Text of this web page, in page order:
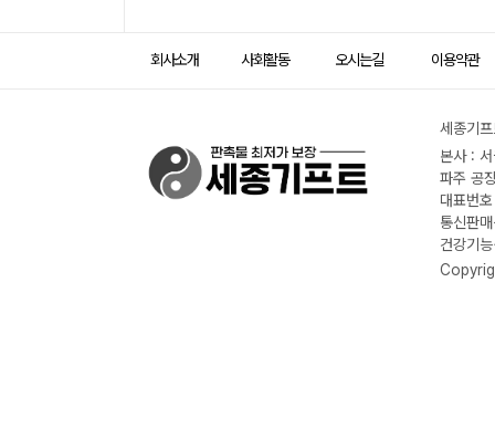
회사소개 사회활동 오시는길 이용약관
세종기
본사 :
파주 공
대표번
통신판
건강기